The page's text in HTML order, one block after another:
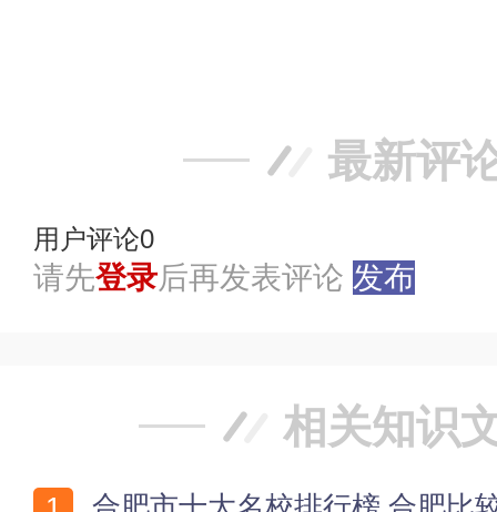
最新评
用户评论0
请先登录后再发表评论 发布
相关知识